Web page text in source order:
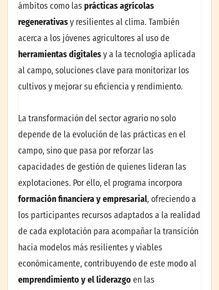
ámbitos como las prácticas agrícolas
regenerativasy resilientes al clima. También
acerca a los jóvenes agricultores al uso de
herramientas digitalesy a la tecnología aplicada
al campo, soluciones clave para monitorizar los
cultivos y mejorar su eficiencia y rendimiento.
La transformación del sector agrario no solo
depende de la evolución de las prácticas en el
campo, sino que pasa por reforzar las
capacidades de gestión de quienes lideran las
explotaciones. Por ello, el programa incorpora
formación financiera y empresarial, ofreciendo a
los participantes recursos adaptados a la realidad
de cada explotación para acompañar la transición
hacia modelos más resilientes y viables
económicamente, contribuyendo de este modo al
emprendimiento y el liderazgo en las